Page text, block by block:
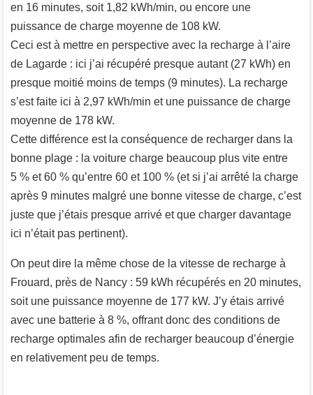
en 16 minutes, soit 1,82 kWh/min, ou encore une
puissance de charge moyenne de 108 kW.
Ceci est à mettre en perspective avec la recharge à l’aire
de Lagarde : ici j’ai récupéré presque autant (27 kWh) en
presque moitié moins de temps (9 minutes). La recharge
s’est faite ici à 2,97 kWh/min et une puissance de charge
moyenne de 178 kW.
Cette différence est la conséquence de recharger dans la
bonne plage : la voiture charge beaucoup plus vite entre
5 % et 60 % qu’entre 60 et 100 % (et si j’ai arrêté la charge
après 9 minutes malgré une bonne vitesse de charge, c’est
juste que j’étais presque arrivé et que charger davantage
ici n’était pas pertinent).
On peut dire la même chose de la vitesse de recharge à
Frouard, près de Nancy : 59 kWh récupérés en 20 minutes,
soit une puissance moyenne de 177 kW. J’y étais arrivé
avec une batterie à 8 %, offrant donc des conditions de
recharge optimales afin de recharger beaucoup d’énergie
en relativement peu de temps.